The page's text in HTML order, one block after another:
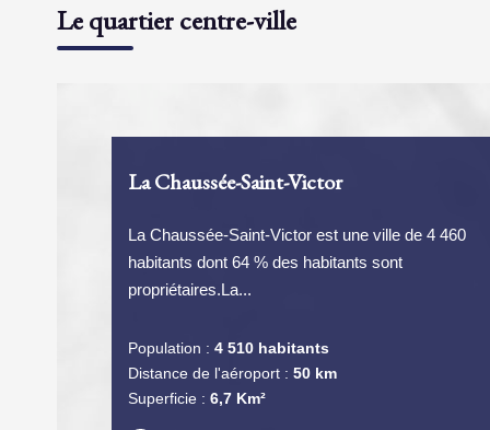
Le quartier centre-ville
La Chaussée-Saint-Victor
La Chaussée-Saint-Victor est une ville de 4 460
habitants dont 64 % des habitants sont
propriétaires.La...
Population : 4 510 habitants
Distance de l'aéroport : 50 km
Superficie : 6,7 Km²